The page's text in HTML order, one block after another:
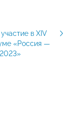
в ХIV
«Россия —